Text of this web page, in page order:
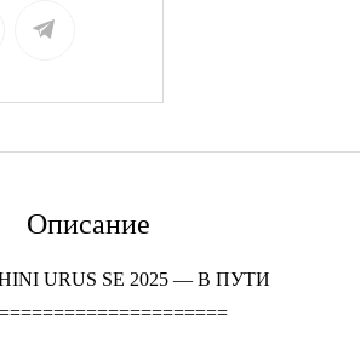
Описание
URUS SE 2025 — В ПУТИ